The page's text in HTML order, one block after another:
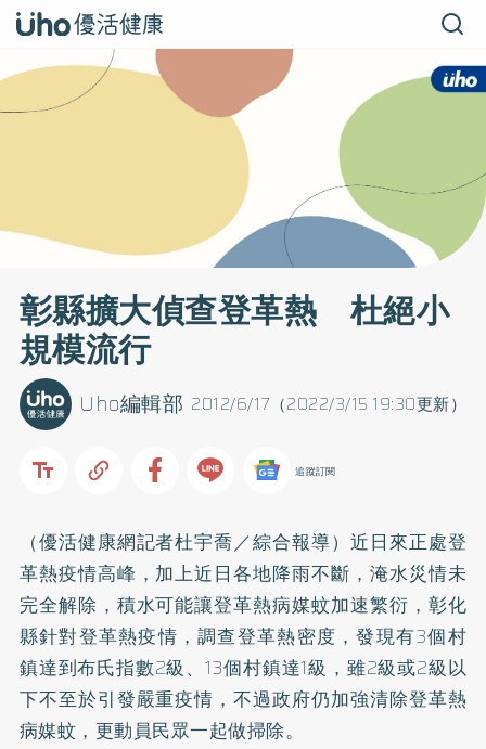
彰縣擴大偵查登革熱 杜絕小
規模流行
2012/6/17（2022/3/15 19:30更新）
Uho編輯部
追蹤訂閱
（優活健康網記者杜宇喬／綜合報導）近日來正處登
革熱疫情高峰，加上近日各地降雨不斷，淹水災情未
完全解除，積水可能讓登革熱病媒蚊加速繁衍，彰化
縣針對登革熱疫情，調查登革熱密度，發現有3個村
鎮達到布氏指數2級、13個村鎮達1級，雖2級或2級以
下不至於引發嚴重疫情，不過政府仍加強清除登革熱
病媒蚊，更動員民眾一起做掃除。